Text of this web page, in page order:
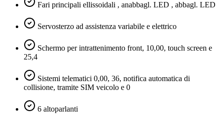
Fari principali ellissoidali , anabbagl. LED , abbagl. LED
Servosterzo ad assistenza variabile e elettrico
Schermo per intrattenimento front, 10,00, touch screen e
25,4
Sistemi telematici 0,00, 36, notifica automatica di
collisione, tramite SIM veicolo e 0
6 altoparlanti